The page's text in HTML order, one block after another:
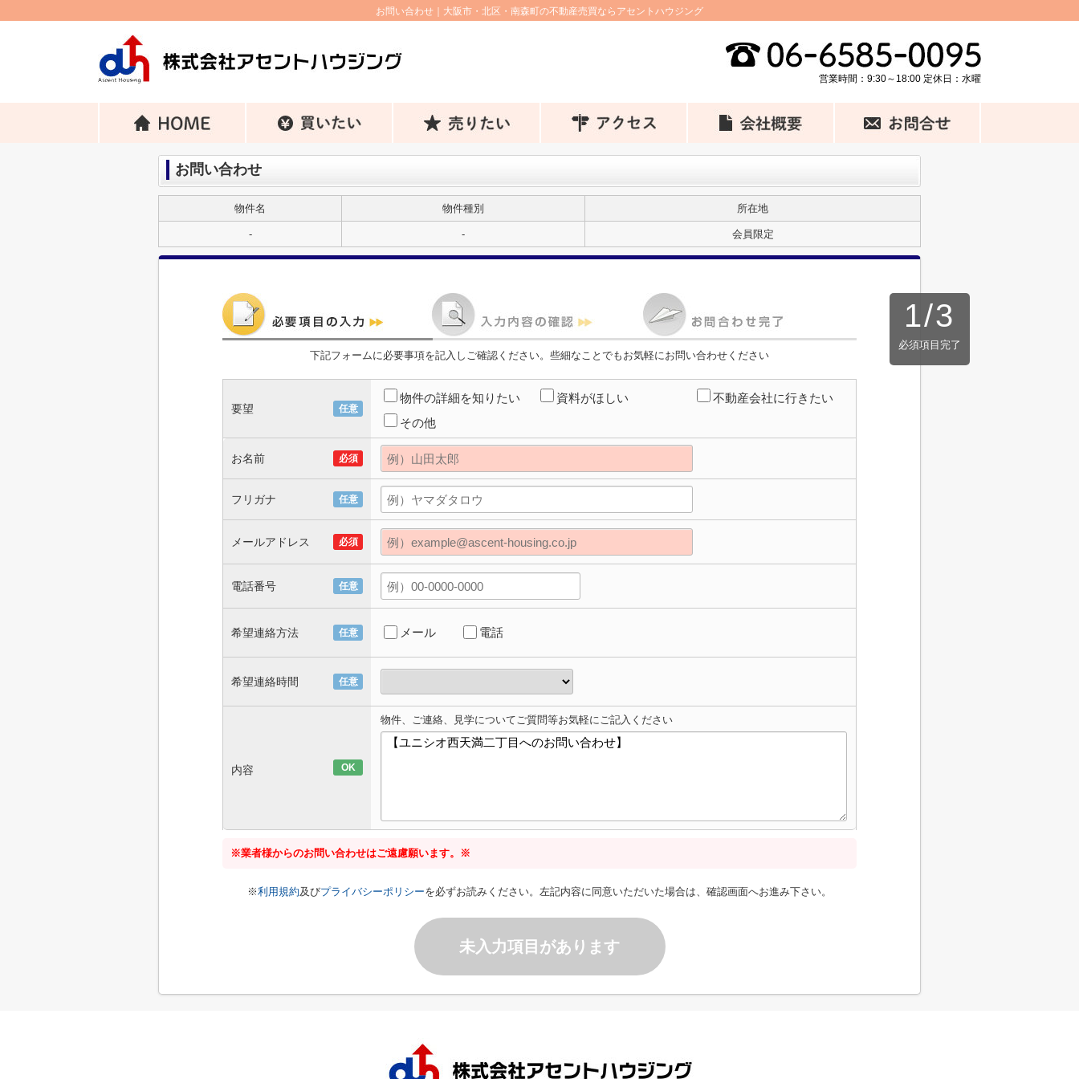
お問い合わせ｜大阪市・北区・南森町の不動産売買ならアセントハウジング
営業時間：9:30～18:00 定休日：水曜
お問い合わせ
物件名 物件種別 所在地
- - 会員限定
1/3
必須項目完了
下記フォームに必要事項を記入しご確認ください。些細なことでもお気軽にお問い合わせください
要望 任意
物件の詳細を知りたい 資料がほしい
不動産会社に行きたい
その他
お名前 必須
フリガナ 任意
メールアドレス 必須
電話番号 任意
希望連絡方法 任意 メール 電話
希望連絡時間 任意
内容 OK
物件、ご連絡、見学についてご質問等お気軽にご記入ください
※業者様からのお問い合わせはご遠慮願います。※
※利用規約及びプライバシーポリシーを必ずお読みください。左記内容に同意いただいた場合は、確認画面へお進み下さい。
未入力項目があります